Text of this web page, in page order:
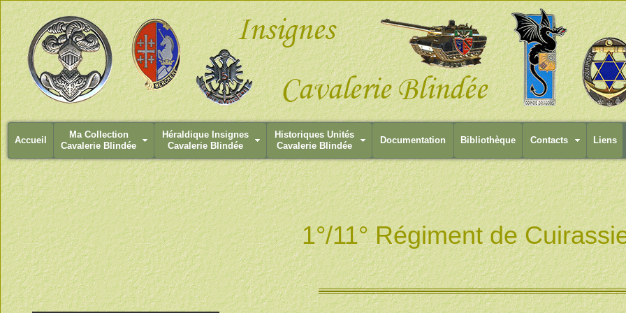
Accueil
Ma Collection
Cavalerie Blindée
Héraldique Insignes
Cavalerie Blindée
Historiques Unités
Cavalerie Blindée
Documentation Bibliothèque Contacts Liens
1°/11° Régiment de